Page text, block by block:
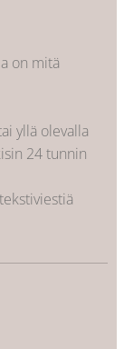
on mitä
yllä olevalla
24 tunnin